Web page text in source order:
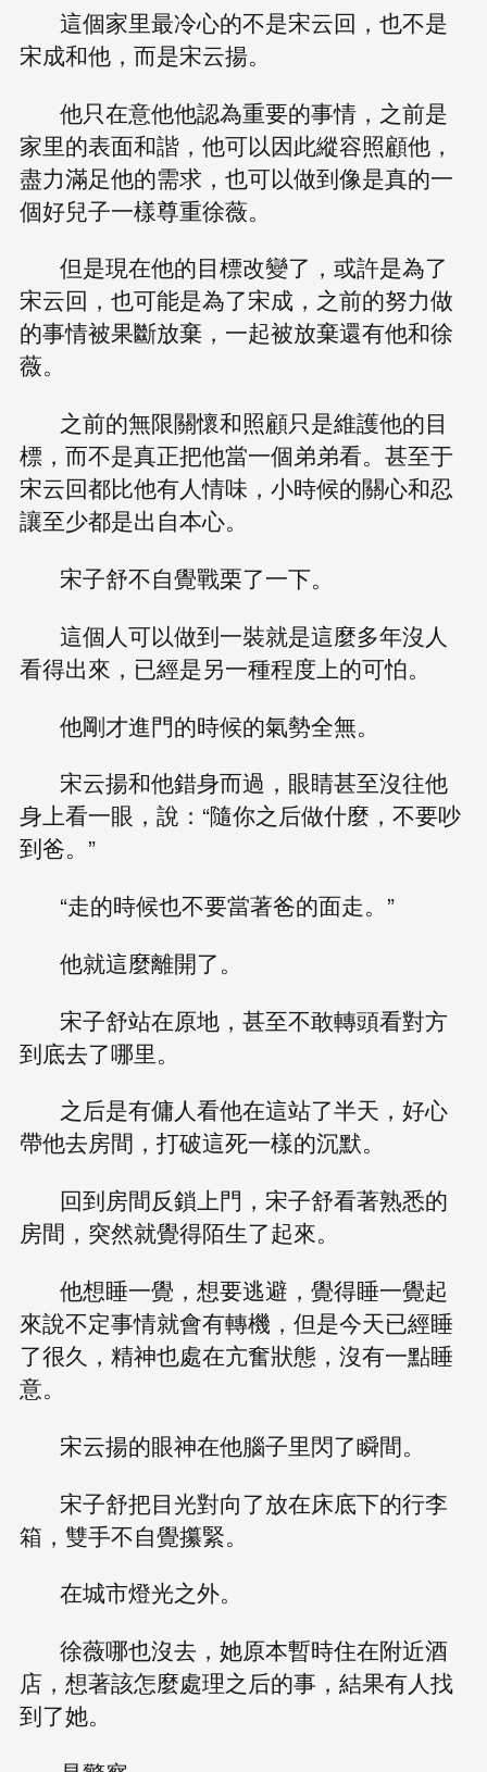
這個家里最冷心的不是宋云回，也不是
宋成和他，而是宋云揚。
他只在意他他認為重要的事情，之前是
家里的表面和諧，他可以因此縱容照顧他，
盡力滿足他的需求，也可以做到像是真的一
個好兒子一樣尊重徐薇。
但是現在他的目標改變了，或許是為了
宋云回，也可能是為了宋成，之前的努力做
的事情被果斷放棄，一起被放棄還有他和徐
薇。
之前的無限關懷和照顧只是維護他的目
標，而不是真正把他當一個弟弟看。甚至于
宋云回都比他有人情味，小時候的關心和忍
讓至少都是出自本心。
宋子舒不自覺戰栗了一下。
這個人可以做到一裝就是這麼多年沒人
看得出來，已經是另一種程度上的可怕。
他剛才進門的時候的氣勢全無。
宋云揚和他錯身而過，眼睛甚至沒往他
身上看一眼，說：“隨你之后做什麼，不要吵
到爸。”
“走的時候也不要當著爸的面走。”
他就這麼離開了。
宋子舒站在原地，甚至不敢轉頭看對方
到底去了哪里。
之后是有傭人看他在這站了半天，好心
帶他去房間，打破這死一樣的沉默。
回到房間反鎖上門，宋子舒看著熟悉的
房間，突然就覺得陌生了起來。
他想睡一覺，想要逃避，覺得睡一覺起
來說不定事情就會有轉機，但是今天已經睡
了很久，精神也處在亢奮狀態，沒有一點睡
意。
宋云揚的眼神在他腦子里閃了瞬間。
宋子舒把目光對向了放在床底下的行李
箱，雙手不自覺攥緊。
在城市燈光之外。
徐薇哪也沒去，她原本暫時住在附近酒
店，想著該怎麼處理之后的事，結果有人找
到了她。